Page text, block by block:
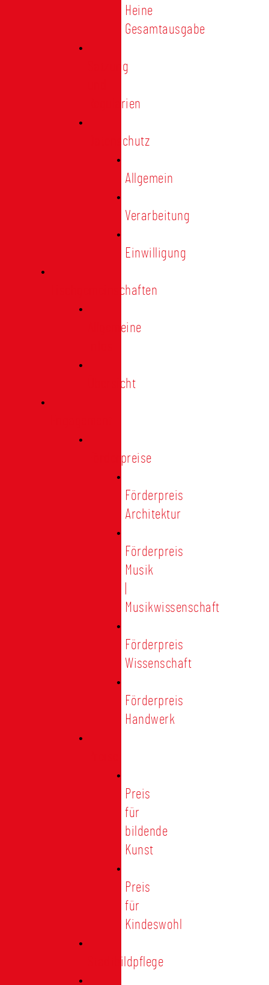
Heine
Gesamtausgabe
Satzung
Regularien
Datenschutz
Allgemein
Verarbeitung
Einwilligung
Tischgemeinschaften
Allgemeine
Übersicht
Förderpreise
Förderpreis
Architektur
Förderpreis
Musik
Musikwissenschaft
Förderpreis
Wissenschaft
Förderpreis
Handwerk
Preis
für
bildende
Kunst
Preis
für
Kindeswohl
Stadtbildpflege